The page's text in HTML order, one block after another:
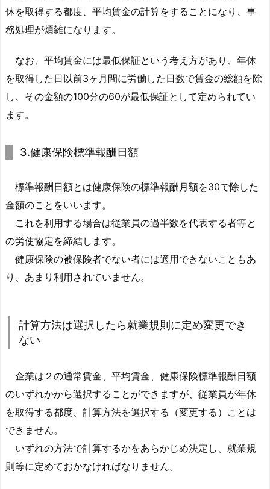
1.
2.
3.
健
保
準
酬
3.
計
算
は
選
し
た
就
業
規
則
休を取得する都度、平均賃金の計算をすることになり、事
務処理が煩雑になります。
なお、平均賃金には最低保証という考え方があり、年休
を取得した日以前3ヶ月間に労働した日数で賃金の総額を除
し、その金額の100分の60が最低保証として定められてい
ます。
3.健康保険標準報酬日額
標準報酬日額とは健康保険の標準報酬月額を30で除した
金額のことをいいます。
これを利用する場合は従業員の過半数を代表する者等と
の労使協定を締結します。
健康保険の被保険者でない者には適用できないこともあ
り、あまり利用されていません。
計算方法は選択したら就業規則に定め変更でき
ない
企業は２の通常賃金、平均賃金、健康保険標準報酬日額
のいずれかから選択することができますが、従業員が年休
を取得する都度、計算方法を選択する（変更する）ことは
できません。
いずれの方法で計算するかをあらかじめ決定し、就業規
則等に定めておかなければなりません。